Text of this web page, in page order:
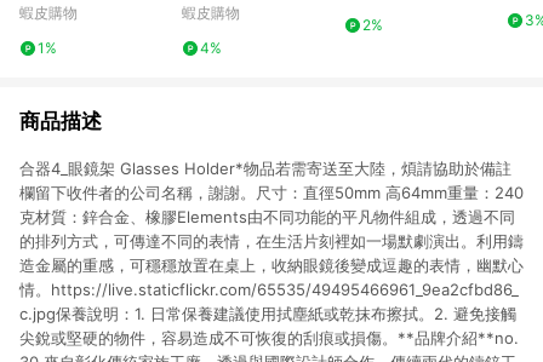
瑪特 DIMOO WORLD
公仔盲盒禮物
蝦皮購物
1%
盒 除塵魔盒 空氣魔盒
味 除黴味 除塵 吸塵 淨
蝦皮購物
4%
2%
商品描述
合器4_眼鏡架 Glasses Holder*物品若需寄送至大陸，煩請協助於備註
欄留下收件者的公司名稱，謝謝。尺寸：直徑50mm 高64mm重量：240
克材質：鋅合金、橡膠Elements由不同功能的平凡物件組成，透過不同
的排列方式，可傳達不同的表情，在生活片刻裡如一場默劇演出。利用鑄
造金屬的重感，可穩穩放置在桌上，收納眼鏡後變成逗趣的表情，幽默心
情。https://live.staticflickr.com/65535/49495466961_9ea2cfbd86_
c.jpg保養說明：1. 日常保養建議使用拭塵紙或乾抹布擦拭。2. 避免接觸
尖銳或堅硬的物件，容易造成不可恢復的刮痕或損傷。**品牌介紹**no.